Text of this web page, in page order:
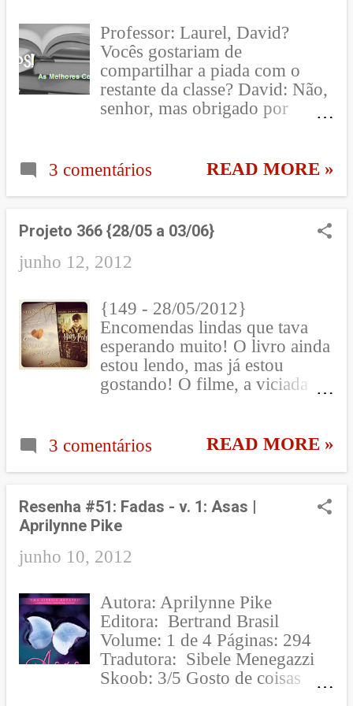
zilionário, Win, da empresa
MB Representações. Entre seus
agenciados estão os amigos
casados Suzze T, a ex-estrela
tenista e Lex Rider, um dos
vocalistas da banda
de Myron com uma página de
seu facebook onde foi deixado
"não é dele". Suzze comenta
casa e sumiu. Suze então pede
o que um simples recado
anônimo poderia ter de
consequência ? Não seria mais
fácil ignorar? Fazer um teste de
DNA? Com ...
Professor: Laurel, David?
Vocês gostariam de
compartilhar a piada com o
restante da classe? David: Não,
senhor, mas obrigado por
3 comentários READ MORE »
Projeto 366 {28/05 a 03/06}
junho 12, 2012
{149 - 28/05/2012}
Encomendas lindas que tava
esperando muito! O livro ainda
estou lendo, mas já estou
gostando! O filme, a viciada
problemas na entrega por conta
chegaram meus Imãgrams !!
Fiquei muito feliz com o
resultado e to louca para pedir
mais! =] {151 - 30/05/2012}
Encontro Tracinha para
Maricota que seria no dia
seguinte!!! Muitas risadas e
trocas de ideias sobre livros! ^^
{152 - 31/05/2012} Muita
conversa de sofá com esses
amores no Starbucks!!! ♥♥♥
3 comentários READ MORE »
Resenha #51: Fadas - v. 1: Asas |
Aprilynne Pike
junho 10, 2012
Autora: Aprilynne Pike
Editora: Bertrand Brasil
Volume: 1 de 4 Páginas: 294
Tradutora: Sibele Menegazzi
Skoob: 3/5 Gosto de coisas